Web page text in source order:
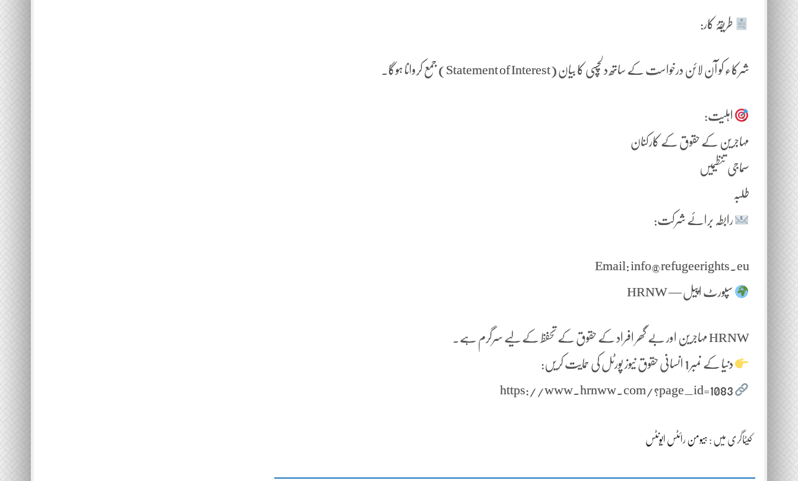
طریقۂ کار:
شرکاء کو آن لائن درخواست کے ساتھ دلچسپی کا بیان (Statement of Interest) جمع کروانا ہوگا۔
اہلیت:
مہاجرین کے حقوق کے کارکنان
سماجی تنظیمیں
طلبہ
رابطہ برائے شرکت:
Email: info@refugeerights.eu
سپورٹ اپیل — HRNW
HRNW مہاجرین اور بے گھر افراد کے حقوق کے تحفظ کے لیے سرگرم ہے۔
دنیا کے نمبر 1 انسانی حقوق نیوز پورٹل کی حمایت کریں:
کیٹاگری میں : ہیومن رائٹس ایونٹس